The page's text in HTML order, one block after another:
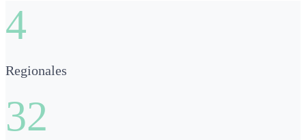
4
Regionales
32